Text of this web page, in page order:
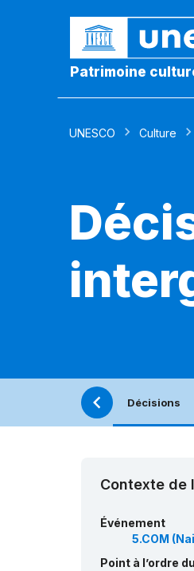
Patrimoine
UNESCO Culture
Décisions
Contexte de
Événement
5.COM
Point à l’ordre